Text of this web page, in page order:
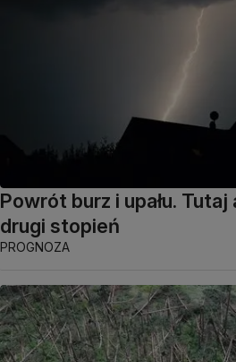
Powrót burz i upału.
drugi stopień
PROGNOZA